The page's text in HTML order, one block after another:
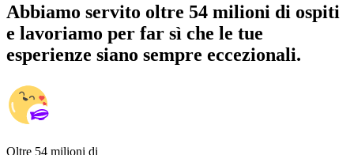
Abbiamo servito oltre 54 milioni di ospiti
e lavoriamo per far sì che le tue
esperienze siano sempre eccezionali.
Oltre 54 milioni di